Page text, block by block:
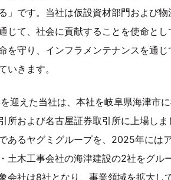
」です。当社は仮設資材部門および
じて、社会に貢献することを使命と
を守り、インフラメンテナンスを通
いきます。
迎えた当社は、本社を岐阜県海津市
所および名古屋証券取引所に上場し
あるヤグミグループを、2025年には
土木工事会社の海津建設の2社をグル
会社は8社となり、事業領域を拡大し